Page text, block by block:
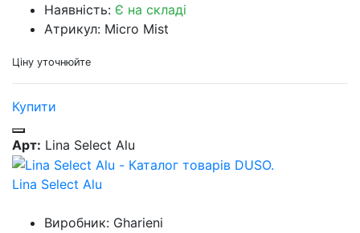
Наявність: Є на складі
Атрикул: Micro Mist
Ціну уточнюйте
Купити
Арт: Lina Select Alu
Lina Select Alu
Виробник: Gharieni